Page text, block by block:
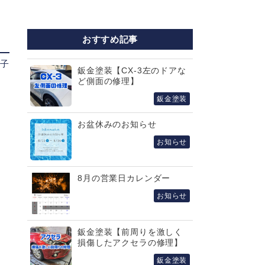
おすすめ記事
鈑金塗装【CX-3左のドアな
ど側面の修理】
鈑金塗装
お盆休みのお知らせ
お知らせ
8月の営業日カレンダー
お知らせ
鈑金塗装【前周りを激しく
損傷したアクセラの修理】
鈑金塗装